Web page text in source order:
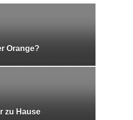
Orange?
zu Hause